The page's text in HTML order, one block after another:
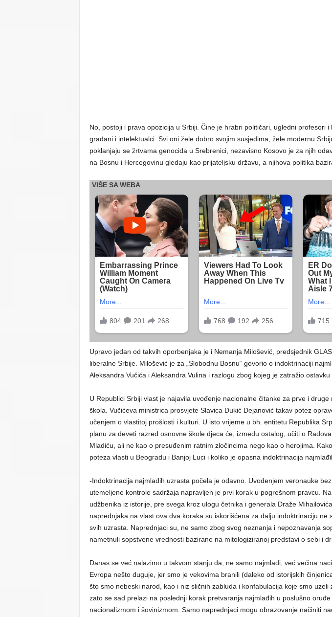
No, postoji i prava opozicija u Srbiji. Čine je hrabri političari, ugledni profesori i
građani i intelektualci. Svi oni žele dobro svojim susjedima, žele modernu
poklanjaju se žrtvama genocida u Srebrenici, nezavisno Kosovo je za njih
na Bosnu i Hercegovinu gledaju kao prijateljsku državu, a njihova politika
Upravo jedan od takvih oporbenjaka je i Nemanja Milošević, predsjednik
liberalne Srbije. Milošević je za „Slobodnu Bosnu“ govorio o indoktrinaciji
Aleksandra Vučića i Aleksandra Vulina i razlogu zbog kojeg je zatražio
U Republici Srbiji vlast je najavila uvođenje nacionalne čitanke za prve i druge
škola. Vučićeva ministrica prosvjete Slavica Đukić Dejanović takav potez
učenjem o vlastitoj prošlosti i kulturi. U isto vrijeme u bh. entitetu Republika
planu za deveti razred osnovne škole djeca će, između ostalog, učiti o
Mladiću, ali ne kao o presuđenim ratnim zločincima nego kao o herojima.
poteza vlasti u Beogradu i Banjoj Luci i koliko je opasna indoktrinacija
-Indoktrinacija najmlađih uzrasta počela je odavno. Uvođenjem veronauke
utemeljene kontrole sadržaja napravljen je prvi korak u pogrešnom pravcu.
udžbenika iz istorije, pre svega kroz ulogu četnika i generala Draže
naprednjaka na vlast ova dva koraka su iskorišćena za dalju indoktrinaciju ne
svih uzrasta. Naprednjaci su, ne samo zbog svog neznanja i nepoznavanja
nametnuli sopstvene vrednosti bazirane na mitologiziranoj predstavi o sebi i
Danas se već nalazimo u takvom stanju da, ne samo najmlađi, već većina
Evropa nešto duguje, jer smo je vekovima branili (daleko od istorijskih
što smo nebeski narod, kao i niz sličnih zabluda i konfabulacija koje smo uzeli
zato se sad prelazi na poslednji korak pretvaranja najmlađih u poslušno
nacionalizmom i šovinizmom. Samo naprednjaci mogu obrazovanje načiniti